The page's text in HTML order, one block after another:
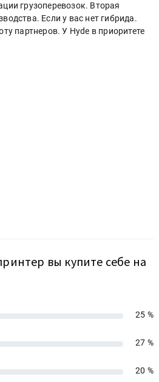
грузоперевозок. Вторая
Если у вас нет гибрида.
партнеров. У Hyde в приоритете
вы купите себе на
25 %
27 %
20 %